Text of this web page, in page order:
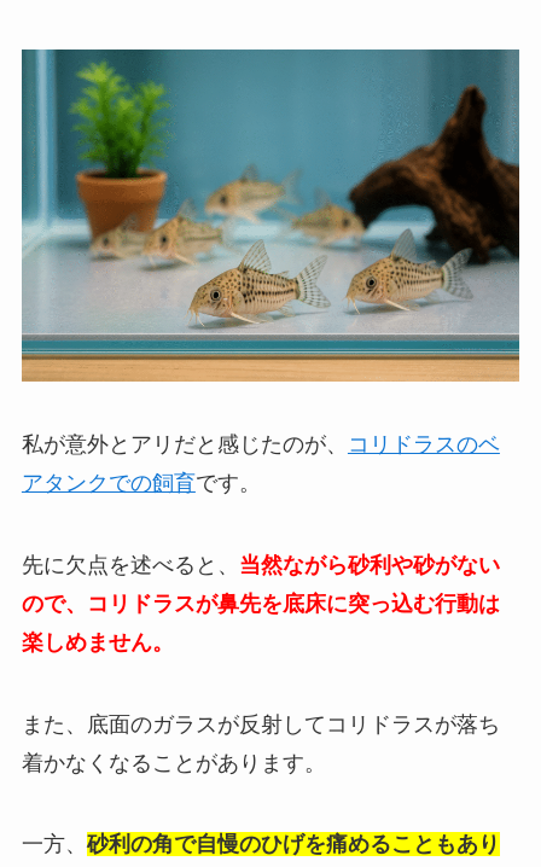
私が意外とアリだと感じたのが、
コリドラスのベ
アタンクでの飼育です。
先に欠点を述べると、 当然ながら砂利や砂がない
ので、コリドラスが鼻先を底床に突っ込む行動は
楽しめません。
また、底面のガラスが反射してコリドラスが落ち
着かなくなることがあります。
一方、砂利の角で自慢のひげを痛めることもあり